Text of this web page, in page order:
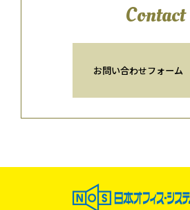
Contact
お問い合わせフォーム